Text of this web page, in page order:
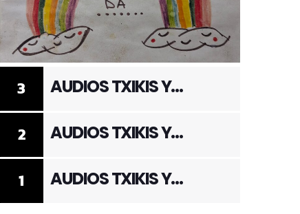
1 AUDIOS TXIKIS Y
2 AUDIOS TXIKIS Y
3 AUDIOS TXIKIS Y